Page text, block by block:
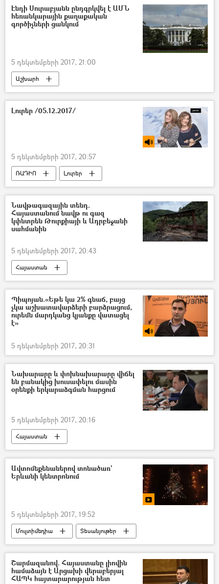
Էնդի Սուրաբյանն ընդգրկվել է ԱՄՆ
հեռանկարային քաղաքական
գործիչների ցանկում
5 դեկտեմբերի 2017, 21:00
Աշխարհ
Լուրեր /05.12.2017/
5 դեկտեմբերի 2017, 20:57
ՌԱԴԻՈ Լուրեր
Նավթագազային տենդ.
Հայաստանում նավթ ու գազ
կփնտրեն Թուրքիայի և Ադրբեջանի
սահմանին
5 դեկտեմբերի 2017, 20:43
Հայաստան
Պիպոյան.«Եթե կա 2% գնաճ, բայց
չկա աշխատավարձերի բարձրացում,
ուրեմն մարդկանց կյանքը վատացել
է»
5 դեկտեմբերի 2017, 20:31
Նախարարը և փոխնախարարը վիճել
են բանակից խուսափելու մասին
օրենքի երկարաձգման հարցում
5 դեկտեմբերի 2017, 20:16
Հայաստան
Ավտոմեքենաներով տոնածառ`
Երևանի կենտրոնում
5 դեկտեմբերի 2017, 19:52
Մուլտիմեդիա Տեսանյութեր
Շարմազանով. Հայաստանը լիովին
համաձայն է Արցախի վերաբերյալ
ՀԱՊԿ հայտարարության հետ